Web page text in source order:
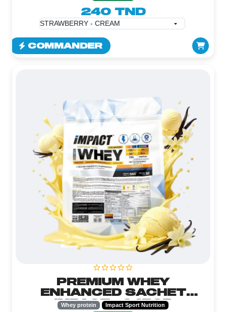
240 TND
COMMANDER
PREMIUM WHEY
ENHANCED SACHET
IMPACT - 945GR
Whey protein
Impact Sport Nutrition